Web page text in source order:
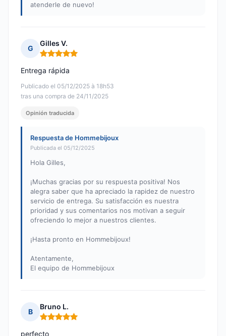
atenderle de nuevo!
G
Gilles V.
Nota: 5 de 5
Publicado el 05/12/2025 à 18h53
tras una compra de 24/11/2025
Entrega rápida
Opinión traducida
Respuesta de Hommebijoux
Publicada el 05/12/2025
Hola Gilles,
¡Muchas gracias por su respuesta positiva! Nos
alegra saber que ha apreciado la rapidez de nuestro
servicio de entrega. Su satisfacción es nuestra
prioridad y sus comentarios nos motivan a seguir
ofreciendo lo mejor a nuestros clientes.
¡Hasta pronto en Hommebijoux!
Atentamente,
El equipo de Hommebijoux
B
Bruno L.
Nota: 5 de 5
perfecto